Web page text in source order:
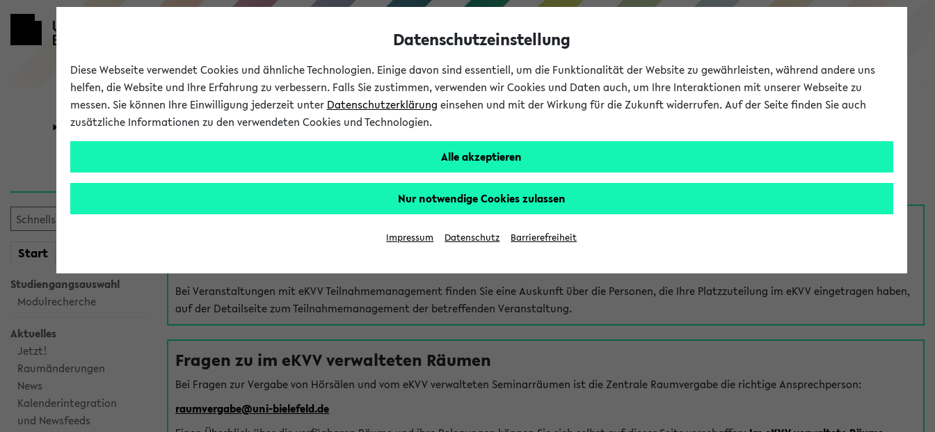
eKVV
Universität Forschung Studium
Start
Studiengangsauswahl
Modulrecherche
Aktuelles
Jetzt!
Raumänderungen
News
Kalenderintegration
und Newsfeeds
Hilfe & Kontakt
Bei Veranstaltungen mit eKVV Teilnahmemanagement finden Sie eine Auskunft über die Personen, die Ihre Platzzuteilung im eKVV eingetragen haben,
auf der Detailseite zum Teilnahmemanagement der betreffenden Veranstaltung.
Fragen zu im eKVV verwalteten Räumen
Bei Fragen zur Vergabe von Hörsälen und vom eKVV verwalteten Seminarräumen ist die Zentrale Raumvergabe die richtige Ansprechperson:
raumvergabe@uni-bielefeld.de
Datenschutzeinstellung
Diese Webseite verwendet Cookies und ähnliche Technologien. Einige davon sind essentiell, um die Funktionalität der Website zu gewährleisten, während andere uns
helfen, die Website und Ihre Erfahrung zu verbessern. Falls Sie zustimmen, verwenden wir Cookies und Daten auch, um Ihre Interaktionen mit unserer Webseite zu
messen. Sie können Ihre Einwilligung jederzeit unter Datenschutzerklärung einsehen und mit der Wirkung für die Zukunft widerrufen. Auf der Seite finden Sie auch
zusätzliche Informationen zu den verwendeten Cookies und Technologien.
Alle akzeptieren
Nur notwendige Cookies zulassen
Impressum Datenschutz Barrierefreiheit